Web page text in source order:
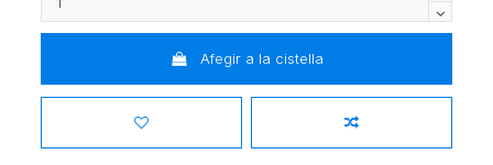
Afegir a la cistella